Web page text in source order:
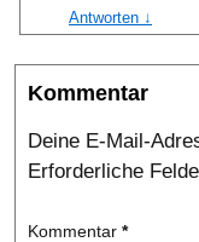
Antworten ↓
Kommentar
Deine E-Mail-
Erforderliche
Kommentar *